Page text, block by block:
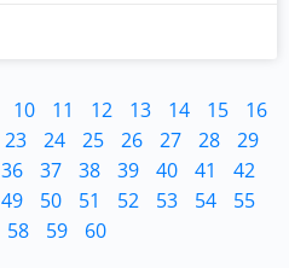
10 11 12 13 14 15
16
23 24 25 26 27 28
29
36 37 38 39 40 41
42
49 50 51 52 53 54
55
58 59 60